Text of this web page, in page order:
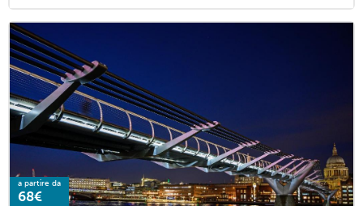
a partire da
68€